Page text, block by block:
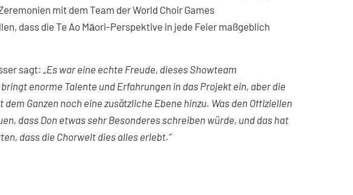
mit dem Team der World Choir Games
dass die Te Ao Māori-Perspektive in jede Feier maßgeblich
sagt: „Es war eine echte Freude, dieses Showteam
enorme Talente und Erfahrungen in das Projekt ein, aber die
Ganzen noch eine zusätzliche Ebene hinzu. Was den Offiziellen
dass Don etwas sehr Besonderes schreiben würde, und das hat
dass die Chorwelt dies alles erlebt.“